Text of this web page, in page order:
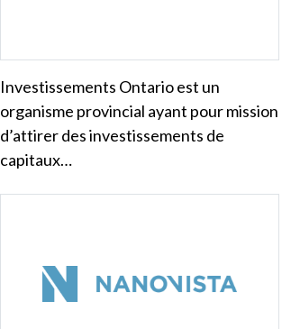
Investissements Ontario est un
organisme provincial ayant pour mission
d’attirer des investissements de
capitaux…